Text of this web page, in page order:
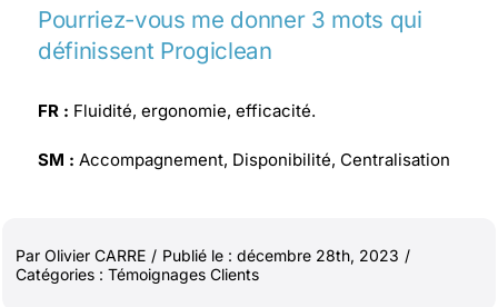
Pourriez-vous me donner 3 mots qui
définissent Progiclean
FR : Fluidité, ergonomie, efficacité.
SM : Accompagnement, Disponibilité, Centralisation
Par Olivier CARRE / Publié le : décembre 28th, 2023 /
Catégories : Témoignages Clients